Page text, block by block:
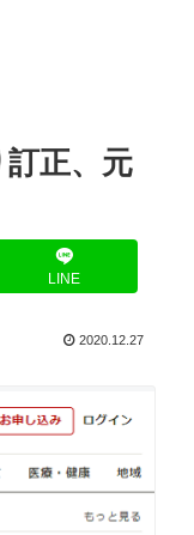
正、元
LINE
2020.12.27